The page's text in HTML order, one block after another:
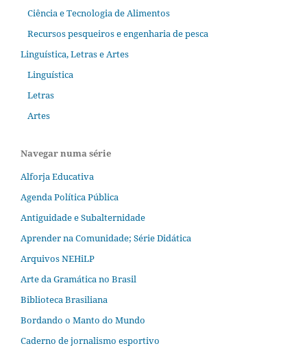
Ciência e Tecnologia de Alimentos
Recursos pesqueiros e engenharia de pesca
Linguística, Letras e Artes
Linguística
Letras
Artes
Navegar numa série
Alforja Educativa
Agenda Política Pública
Antiguidade e Subalternidade
Aprender na Comunidade; Série Didática
Arquivos NEHiLP
Arte da Gramática no Brasil
Biblioteca Brasiliana
Bordando o Manto do Mundo
Caderno de jornalismo esportivo